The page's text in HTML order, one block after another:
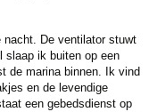
nacht. De ventilator stuwt
slaap ik buiten op een
de marina binnen. Ik vind
en de levendige
een gebedsdienst op